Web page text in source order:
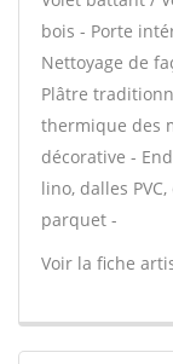
bois - Porte
Nettoyage de
Plâtre
thermique des
décorative -
lino, dalles
parquet -
Voir la fiche